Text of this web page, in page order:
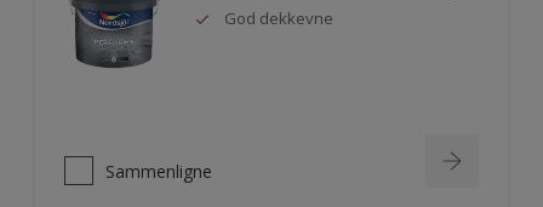
God dekkevne
Sammenligne